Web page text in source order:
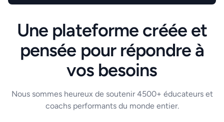
Une plateforme créée et
pensée pour répondre à
vos besoins
Nous sommes heureux de soutenir 4500+ éducateurs et
coachs performants du monde entier.